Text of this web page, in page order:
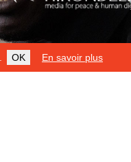
OK En savoir plus